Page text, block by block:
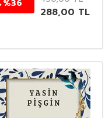
%36
288,00 TL